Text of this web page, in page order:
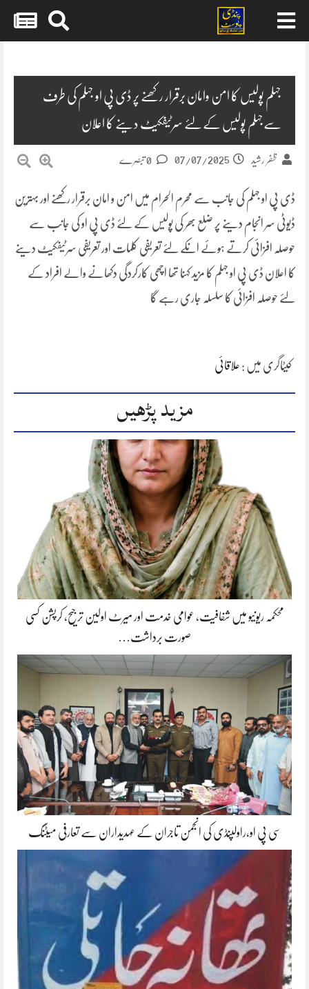
جہلم پولیس کا امن وامان برقرار رکھنے پر ڈی پی او جہلم کی طرف
سےجہلم پولیس کےلئے سرٹیفکیٹ دینے کا اعلان
ظفر رشید 07/07/2025
ڈی پی او جہلم کی جانب سے محرم الحرام میں امن و امان برقرار رکھنے اور بہترین
ڈیوٹی سر انجام دینے پر ضلع بھر کی پولیس کے لئے ڈی پی او کی جانب سے
حوصلہ افزائی کرتے ہوئے انکے لئے تعریفی کلمات اور تعریفی سرٹیفکیٹ دینے
کا اعلان ڈی پی او جہلم کا مزید کہنا تھا اچھی کارکردگی دکھانے والے افراد کے
لئے حوصلہ افزائی کا سلسلہ جاری رہے گا
کیٹاگری میں : علاقائی
مزید پڑھیں
محکمہ ریونیو میں شفافیت، عوامی خدمت اور میرٹ اولین ترجیح، کرپشن کسی
صورت برداشت…
سی پی او،راولپنڈی کی انجمن تاجران کے عہدیداران سے تعارفی میٹنگ